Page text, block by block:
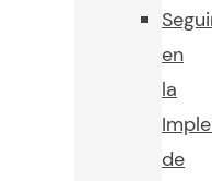
en
la
de